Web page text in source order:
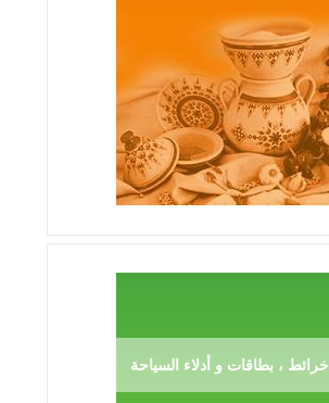
خرائط ، بطاقات و أدلاء السياحة